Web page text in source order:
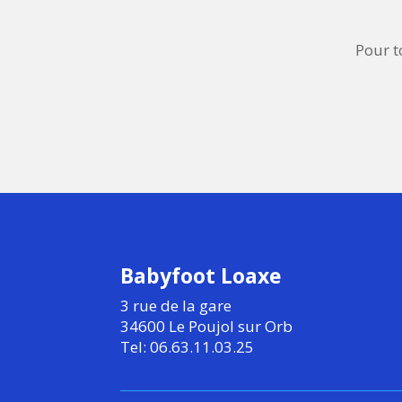
Pour
Babyfoot Loaxe
3 rue de la gare
34600 Le Poujol sur Orb
Tel: 06.63.11.03.25